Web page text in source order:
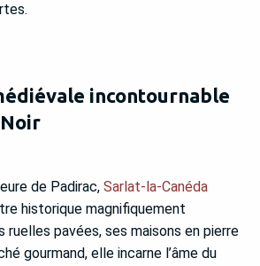
incontournable
de Padirac, Sarlat-la-Canéda
historique magnifiquement
ruelles pavées, ses maisons en pierre
gourmand, elle incarne l’âme du